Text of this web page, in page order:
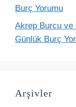
Burç Yorumu
Akrep Burcu ve
Günlük Burç
Arşivler